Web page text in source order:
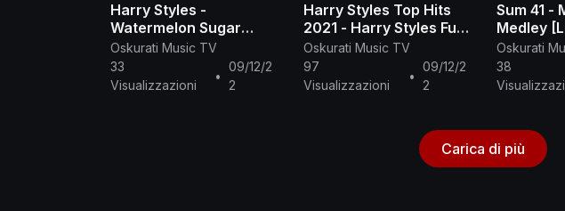
Harry Styles -
Watermelon Sugar
(GRAMMYs Full Live
Performance) 2021 HD
Oskurati Music TV
33
Visualizzazioni
•
09/12/2
2
Harry Styles Top Hits
2021 - Harry Styles Full
Album - Harry Styles
Playlist All Songs
Oskurati Music TV
97
Visualizzazioni
•
09/12/2
2
Sum 41 -
Medley
SiriusXM]
Oskurati
38
Carica di più